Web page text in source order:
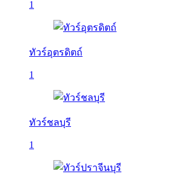
1
ทัวร์อุตรดิตถ์
1
ทัวร์ชลบุรี
1